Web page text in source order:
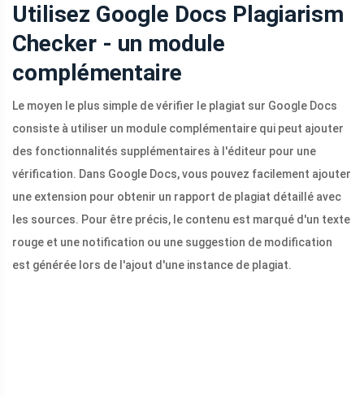
Utilisez Google Docs Plagiarism
Checker - un module
complémentaire
Le moyen le plus simple de vérifier le plagiat sur Google Docs
consiste à utiliser un module complémentaire qui peut ajouter
des fonctionnalités supplémentaires à l'éditeur pour une
vérification. Dans Google Docs, vous pouvez facilement ajouter
une extension pour obtenir un rapport de plagiat détaillé avec
les sources. Pour être précis, le contenu est marqué d'un texte
rouge et une notification ou une suggestion de modification
est générée lors de l'ajout d'une instance de plagiat.